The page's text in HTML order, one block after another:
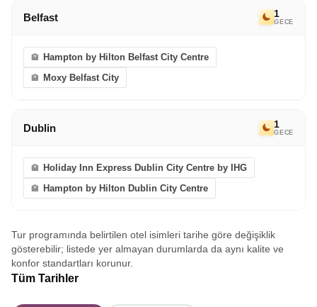
Belfast 1
GECE
Hampton by Hilton Belfast City Centre
Moxy Belfast City
Dublin 1
GECE
Holiday Inn Express Dublin City Centre by IHG
Hampton by Hilton Dublin City Centre
Tur programında belirtilen otel isimleri tarihe göre değişiklik
gösterebilir; listede yer almayan durumlarda da aynı kalite ve
konfor standartları korunur.
Tüm Tarihler